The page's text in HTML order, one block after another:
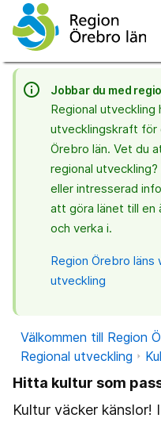
Jobbar du med
Regional utveckling
utvecklingskraft
Örebro län. Vet du
regional
eller intresserad
att göra länet till
och verka i.
Region Örebro
utveckling
Välkommen till Region
Regional utveckling
Hitta kultur som
Kultur väcker känslor!